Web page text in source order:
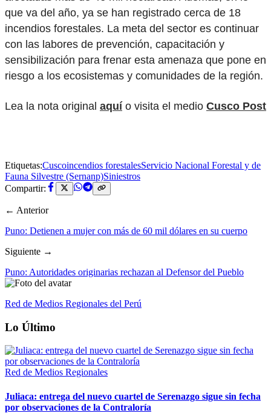
que va del año, ya se han registrado cerca de 18
incendios forestales. La meta del sector es continuar
con las labores de prevención, capacitación y
sensibilización para frenar esta amenaza que pone en
riesgo a los ecosistemas y comunidades de la región.
Lea la nota original aquí o visita el medio Cusco Post
Etiquetas:Cuscoincendios forestalesServicio Nacional Forestal y de
Fauna Silvestre (Sernanp)Siniestros
Compartir:
← Anterior
Puno: Detienen a mujer con más de 60 mil dólares en su cuerpo
Siguiente →
Puno: Autoridades originarias rechazan al Defensor del Pueblo
Red de Medios Regionales del Perú
Lo Último
Red de Medios Regionales
Juliaca: entrega del nuevo cuartel de Serenazgo sigue sin fecha
por observaciones de la Contraloría